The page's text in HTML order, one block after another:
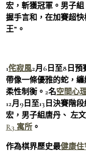
宏，斬獲冠軍。男子
握手言和，在加賽超
王”。
1侘寂風2月6日至8日
帶像一條優雅的蛇，
柔性制衡。2名空間心
12月9日至13日決賽階
宏，男子組唐丹、 左
R3 寓所 。
作為棋界歷史最健康住